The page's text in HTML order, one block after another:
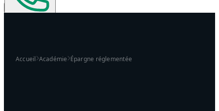
Accueil Académie Épargne réglementée